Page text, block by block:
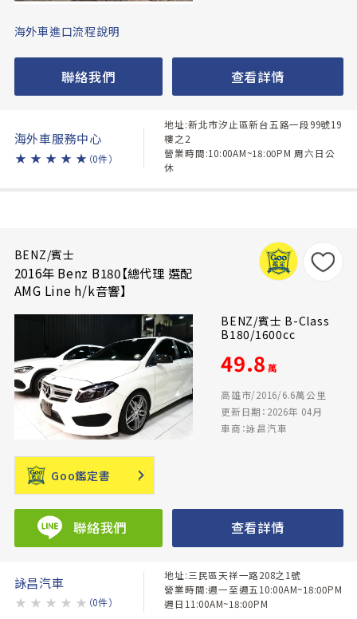
海外車進口流程說明
聯絡我們 查看詳情
海外車服務中心
★ ★ ★ ★ ★ （0件）
地址:新北市汐止區新台五路一段99號19
樓之2
營業時間:10:00AM~18:00PM 周六日公
休
BENZ/賓士
2016年 Benz B180【總代理 選配
AMG Line h/k音響】
BENZ/賓士 B-Class
B180/1600cc
49.8 萬
高雄市/2016/6.6萬公里
更新日期：2026年 04月
車商：詠昌汽車
Goo鑑定書
聯絡我們 查看詳情
詠昌汽車
★ ★ ★ ★ ★ （0件）
地址:三民區天祥一路208之1號
營業時間:週一至週五10:00AM~18:00PM
週日11:00AM~18:00PM